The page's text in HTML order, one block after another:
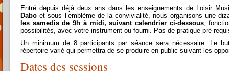
Entré depuis déjà deux ans dans les enseignements de Loisir
Dabo et sous l’emblème de la convivialité, nous organisons une
les samedis de 9h à midi, suivant calendrier ci-dessous,
possibilités, avec votre instrument ou fourni. Pas de pratique pré-
Un minimum de 8 participants par séance sera nécessaire. Le
répertoire varié qui permettra de se produire en public suivant les
Dates des sessions